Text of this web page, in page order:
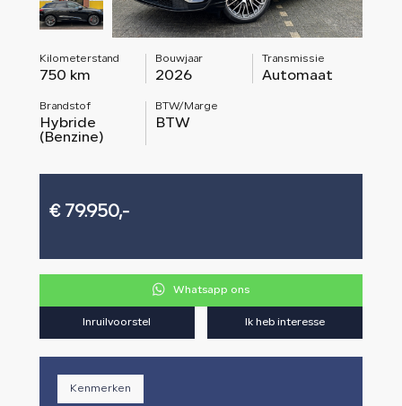
CONTACT
Kilometerstand
750 km
Bouwjaar
2026
Transmissie
Automaat
Brandstof
Hybride
(Benzine)
BTW/Marge
BTW
€ 79.950,-
Whatsapp ons
Inruilvoorstel Ik heb interesse
Kenmerken